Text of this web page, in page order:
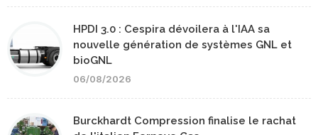
HPDI 3.0 : Cespira dévoilera à l'IAA sa
nouvelle génération de systèmes GNL et
bioGNL
06/08/2026
Burckhardt Compression finalise le rachat